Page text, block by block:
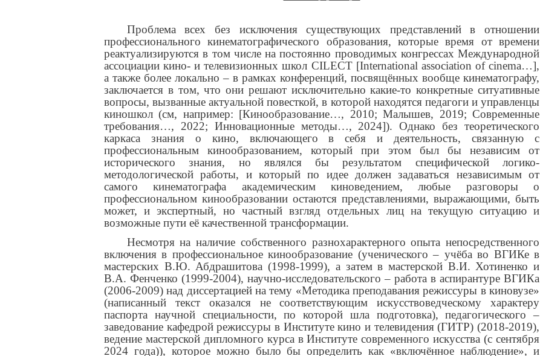
Проблема всех без исключения существующих представлений в отношении
профессионального кинематографического образования, которые время от времени
реактуализируются в том числе на постоянно проводимых конгрессах Международной
ассоциации кино- и телевизионных школ CILECT [International association of cinema…],
а также более локально – в рамках конференций, посвящённых вообще кинематографу,
заключается в том, что они решают исключительно какие-то конкретные ситуативные
вопросы, вызванные актуальной повесткой, в которой находятся педагоги и управленцы
киношкол (см, например: [Кинообразование…, 2010; Малышев, 2019; Современные
требования…, 2022; Инновационные методы…, 2024]). Однако без теоретического
каркаса знания о кино, включающего в себя и деятельность, связанную с
профессиональным кинообразованием, который при этом был бы независим от
исторического знания, но являлся бы результатом специфической логико-
методологической работы, и который по идее должен задаваться независимым от
самого кинематографа академическим киноведением, любые разговоры о
профессиональном кинообразовании остаются представлениями, выражающими, быть
может, и экспертный, но частный взгляд отдельных лиц на текущую ситуацию и
возможные пути её качественной трансформации.
Несмотря на наличие собственного разнохарактерного опыта непосредственного
включения в профессиональное кинообразование (ученического – учёба во ВГИКе в
мастерских В.Ю. Абдрашитова (1998-1999), а затем в мастерской В.И. Хотиненко и
В.А. Фенченко (1999-2004), научно-исследовательского – работа в аспирантуре ВГИКа
(2006-2009) над диссертацией на тему «Методика преподавания режиссуры в киновузе»
(написанный текст оказался не соответствующим искусствоведческому характеру
паспорта научной специальности, по которой шла подготовка), педагогического –
заведование кафедрой режиссуры в Институте кино и телевидения (ГИТР) (2018-2019),
ведение мастерской дипломного курса в Институте современного искусства (с сентября
2024 года)), которое можно было бы определить как «включённое наблюдение», и